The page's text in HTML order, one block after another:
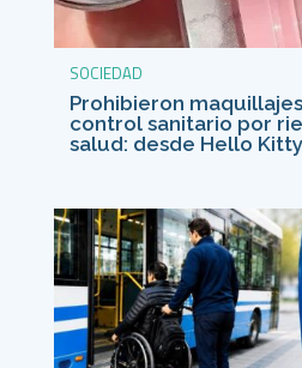
SOCIEDAD
Prohibieron
control sanitario por
salud: desde Hello